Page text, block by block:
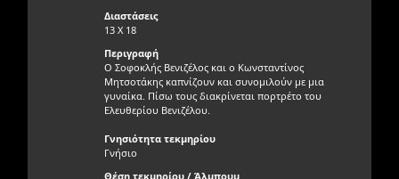
Διαστάσεις
13 Χ 18
Περιγραφή
Ο Σοφοκλής Βενιζέλος και ο Κωνσταντίνος
Μητσοτάκης καπνίζουν και συνομιλούν με μια
γυναίκα. Πίσω τους διακρίνεται πορτρέτο του
Ελευθερίου Βενιζέλου.
Γνησιότητα τεκμηρίου
Γνήσιο
Θέση τεκμηρίου / Άλμπουμ